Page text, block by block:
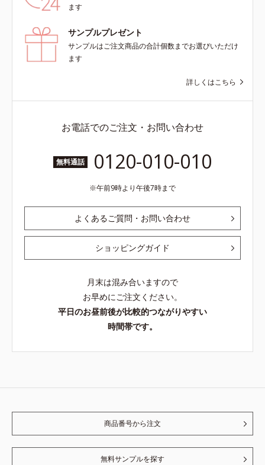
ます
サンプルプレゼント
サンプルはご注文商品の合計個数までお選びいただけ
ます
詳しくはこちら
お電話でのご注文・お問い合わせ
無料通話 0120-010-010
午前9時より午後7時まで
よくあるご質問・お問い合わせ
ショッピングガイド
月末は混み合いますので
お早めにご注文ください。
平日のお昼前後が比較的つながりやすい
時間帯です。
商品番号から注文
無料サンプルを探す